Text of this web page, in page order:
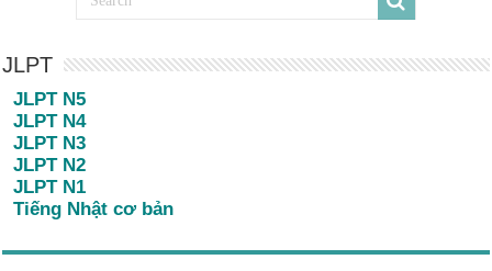
JLPT
JLPT N5
JLPT N4
JLPT N3
JLPT N2
JLPT N1
Tiếng Nhật cơ bản